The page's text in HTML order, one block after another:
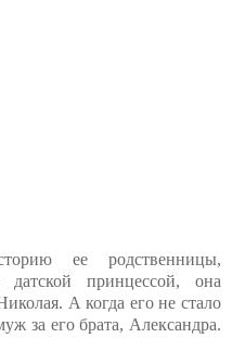
ее родственницы,
принцессой, она
А когда его не стало
за его брата, Александра.